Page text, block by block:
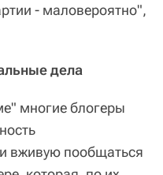
- маловероятно",
дела
многие блогеры
вживую пообщаться